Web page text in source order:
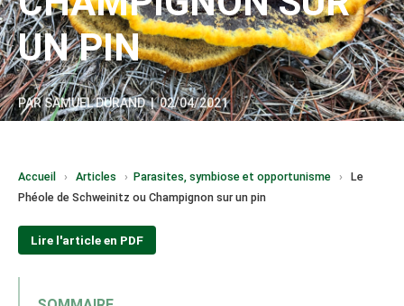
UN PIN
PARSAMUEL DURAND|02/04/2021
Accueil › Articles › Parasites, symbiose et opportunisme ›
Le
Phéole de Schweinitz ou Champignon sur un pin
Lire l'article en PDF